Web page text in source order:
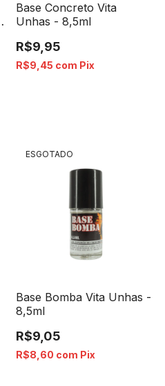
Base Concreto Vita
Unhas - 8,5ml
R$9,95
R$9,45 com Pix
ESGOTADO
Base Bomba Vita Unhas -
8,5ml
R$9,05
R$8,60 com Pix